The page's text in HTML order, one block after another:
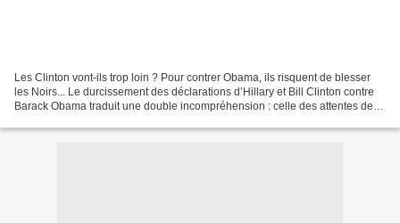
Les Clinton vont-ils trop loin ? Pour contrer Obama, ils risquent de blesser
les Noirs... Le durcissement des déclarations d’Hillary et Bill Clinton contre
Barack Obama traduit une double incompréhension : celle des attentes de la